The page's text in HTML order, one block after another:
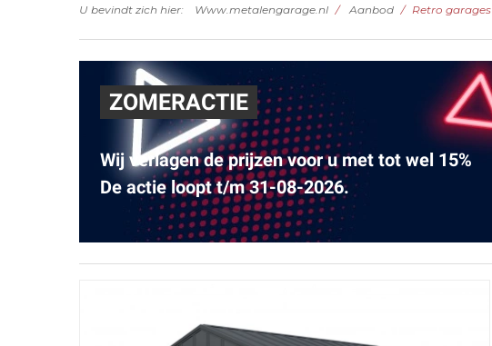
U bevindt zich hier: Www.metalengarage.nl Aanbod Retro garages
ZOMERACTIE
Wij verlagen de prijzen voor u met tot wel 15%
De actie loopt t/m 31-08-2026.